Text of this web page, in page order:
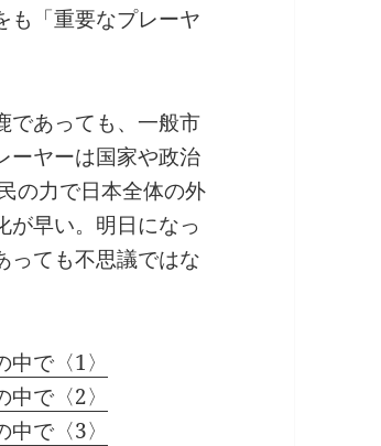
も「重要なプレーヤ
であっても、一般市
ーヤーは国家や政治
の力で日本全体の外
が早い。明日になっ
っても不思議ではな
で〈1〉
で〈2〉
で〈3〉